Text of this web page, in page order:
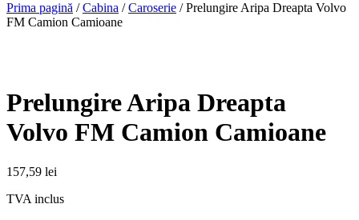
Prima pagină /Cabina /Caroserie / Prelungire Aripa Dreapta Volvo
FM Camion Camioane
Prelungire Aripa Dreapta
Volvo FM Camion Camioane
157,59 lei
TVA inclus